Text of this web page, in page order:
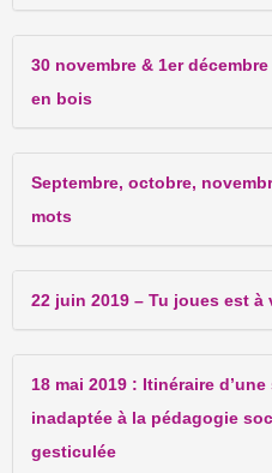
30 novembre & 1er
en bois
Septembre, octobre,
mots
22 juin 2019 – Tu joues est à
18 mai 2019 : Itinéraire
inadaptée à la pédagogie
gesticulée